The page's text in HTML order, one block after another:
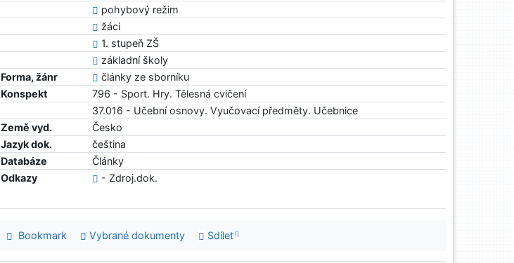
pohybový režim
žáci
1. stupeň ZŠ
základní školy
Forma, žánr
články ze sborníku
Konspekt
796 - Sport. Hry. Tělesná cvičení
37.016 - Učební osnovy. Vyučovací předměty. Učebnice
Země vyd.
Česko
Jazyk dok.
čeština
Databáze
Články
Odkazy
- Zdroj.dok.
Bookmark Vybrané dokumenty Sdílet